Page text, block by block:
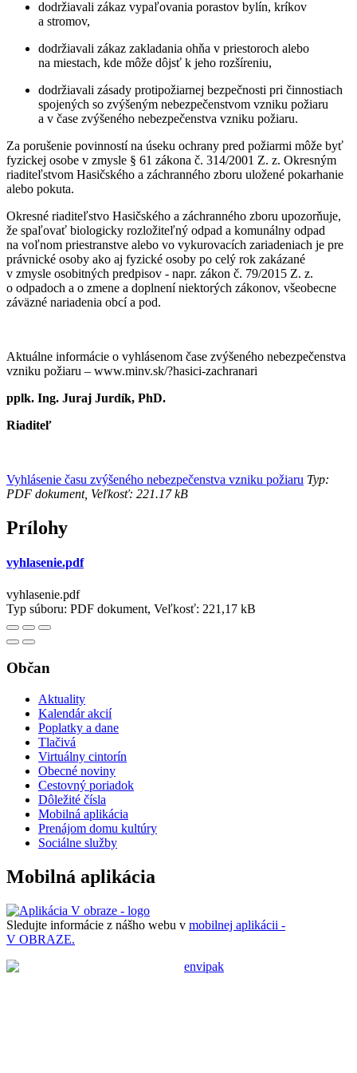
dodržiavali zákaz vypaľovania porastov bylín, kríkov
a stromov,
dodržiavali zákaz zakladania ohňa v priestoroch alebo
na miestach, kde môže dôjsť k jeho rozšíreniu,
dodržiavali zásady protipožiarnej bezpečnosti pri činnostiach
spojených so zvýšeným nebezpečenstvom vzniku požiaru
a v čase zvýšeného nebezpečenstva vzniku požiaru.
Za porušenie povinností na úseku ochrany pred požiarmi môže byť
fyzickej osobe v zmysle § 61 zákona č. 314/2001 Z. z. Okresným
riaditeľstvom Hasičského a záchranného zboru uložené pokarhanie
alebo pokuta.
Okresné riaditeľstvo Hasičského a záchranného zboru upozorňuje,
že spaľovať biologicky rozložiteľný odpad a komunálny odpad
na voľnom priestranstve alebo vo vykurovacích zariadeniach je pre
právnické osoby ako aj fyzické osoby po celý rok zakázané
v zmysle osobitných predpisov - napr. zákon č. 79/2015 Z. z.
o odpadoch a o zmene a doplnení niektorých zákonov, všeobecne
záväzné nariadenia obcí a pod.
Aktuálne informácie o vyhlásenom čase zvýšeného nebezpečenstva
vzniku požiaru – www.minv.sk/?hasici-zachranari
pplk. Ing. Juraj Jurdík, PhD.
Riaditeľ
Vyhlásenie času zvýšeného nebezpečenstva vzniku požiaru Typ:
PDF dokument, Veľkosť: 221.17 kB
Prílohy
vyhlasenie.pdf
vyhlasenie.pdf
Typ súboru: PDF dokument, Veľkosť: 221,17 kB
Občan
Aktuality
Kalendár akcií
Poplatky a dane
Tlačivá
Virtuálny cintorín
Obecné noviny
Cestovný poriadok
Dôležité čísla
Mobilná aplikácia
Prenájom domu kultúry
Sociálne služby
Mobilná aplikácia
Sledujte informácie z nášho webu v mobilnej aplikácii -
V OBRAZE.